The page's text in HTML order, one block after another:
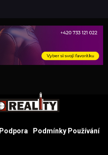
Podpora Podmínky Používání